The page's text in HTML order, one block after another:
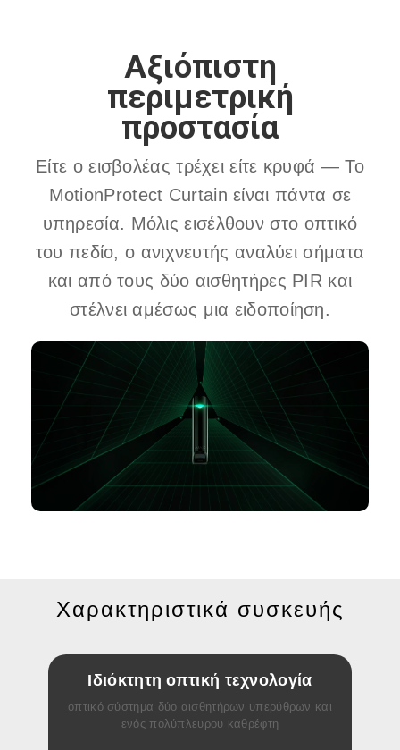
Αξιόπιστη
περιμετρική
προστασία
Είτε ο εισβολέας τρέχει είτε κρυφά — Το
MotionProtect Curtain είναι πάντα σε
υπηρεσία. Μόλις εισέλθουν στο οπτικό
του πεδίο, ο ανιχνευτής αναλύει σήματα
και από τους δύο αισθητήρες PIR και
στέλνει αμέσως μια ειδοποίηση.
Χαρακτηριστικά συσκευής
Ιδιόκτητη οπτική τεχνολογία
οπτικό σύστημα δύο αισθητήρων υπερύθρων και
ενός πολύπλευρου καθρέφτη